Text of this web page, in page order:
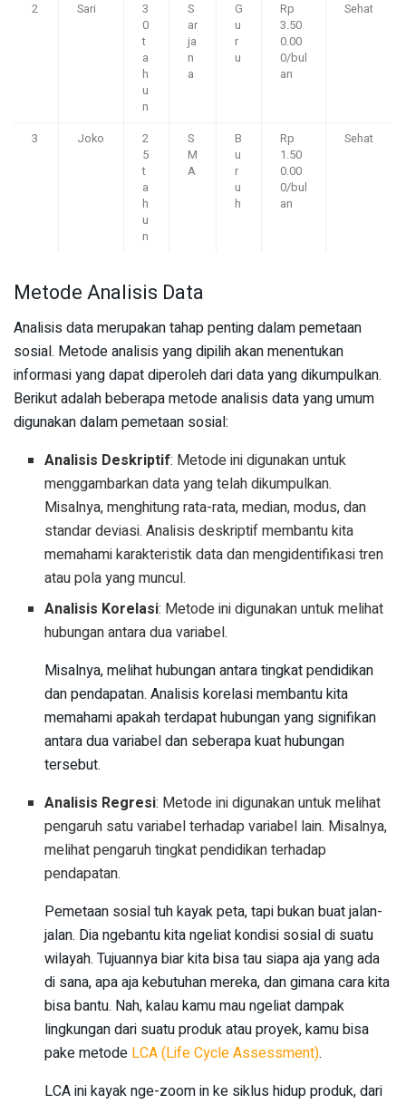
2 Sari
3
0
t
a
h
u
n
S
ar
ja
n
a
G
u
r
u
Rp
3.50
0.00
0/bul
an
Sehat
3 Joko
2
5
t
a
h
u
n
S
M
A
B
u
r
u
h
Rp
1.50
0.00
0/bul
an
Sehat
Metode Analisis Data
Analisis data merupakan tahap penting dalam pemetaan
sosial. Metode analisis yang dipilih akan menentukan
informasi yang dapat diperoleh dari data yang dikumpulkan.
Berikut adalah beberapa metode analisis data yang umum
digunakan dalam pemetaan sosial:
Analisis Deskriptif: Metode ini digunakan untuk
menggambarkan data yang telah dikumpulkan.
Misalnya, menghitung rata-rata, median, modus, dan
standar deviasi. Analisis deskriptif membantu kita
memahami karakteristik data dan mengidentifikasi tren
atau pola yang muncul.
Analisis Korelasi: Metode ini digunakan untuk melihat
hubungan antara dua variabel.
Misalnya, melihat hubungan antara tingkat pendidikan
dan pendapatan. Analisis korelasi membantu kita
memahami apakah terdapat hubungan yang signifikan
antara dua variabel dan seberapa kuat hubungan
tersebut.
Analisis Regresi: Metode ini digunakan untuk melihat
pengaruh satu variabel terhadap variabel lain. Misalnya,
melihat pengaruh tingkat pendidikan terhadap
pendapatan.
Pemetaan sosial tuh kayak peta, tapi bukan buat jalan-
jalan. Dia ngebantu kita ngeliat kondisi sosial di suatu
wilayah. Tujuannya biar kita bisa tau siapa aja yang ada
di sana, apa aja kebutuhan mereka, dan gimana cara kita
bisa bantu. Nah, kalau kamu mau ngeliat dampak
lingkungan dari suatu produk atau proyek, kamu bisa
pake metode LCA (Life Cycle Assessment).
LCA ini kayak nge-zoom in ke siklus hidup produk, dari